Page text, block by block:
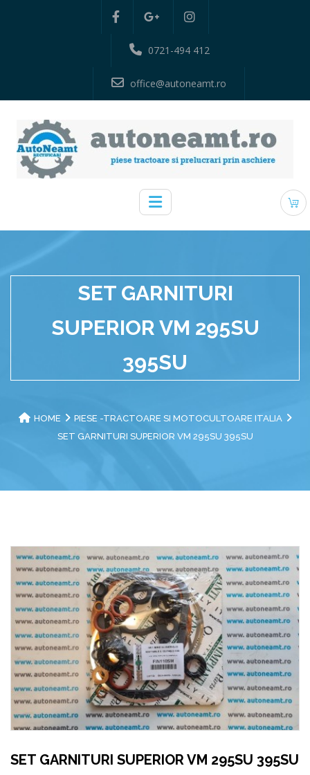
0721-494 412
office@autoneamt.ro
SET GARNITURI
SUPERIOR VM 295SU
395SU
HOME
PIESE -TRACTOARE SI MOTOCULTOARE ITALIA
SET GARNITURI SUPERIOR VM 295SU 395SU
SET GARNITURI SUPERIOR VM 295SU 395SU